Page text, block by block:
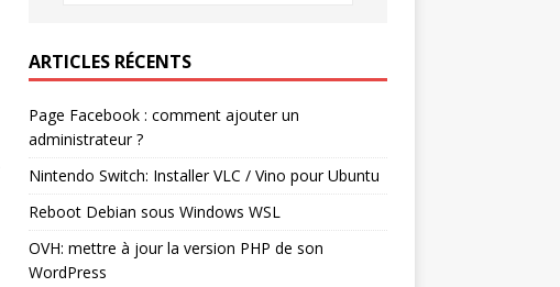
ARTICLES RÉCENTS
Page Facebook : comment ajouter un
administrateur ?
Nintendo Switch: Installer VLC / Vino pour Ubuntu
Reboot Debian sous Windows WSL
OVH: mettre à jour la version PHP de son
WordPress